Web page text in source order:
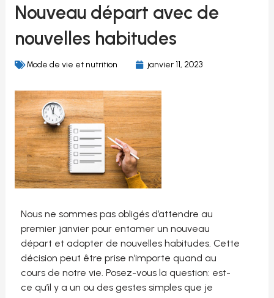
Nouveau départ avec de
nouvelles habitudes
Mode de vie et nutrition janvier 11, 2023
Nous ne sommes pas obligés d’attendre au
premier janvier pour entamer un nouveau
départ et adopter de nouvelles habitudes. Cette
décision peut être prise n’importe quand au
cours de notre vie. Posez-vous la question: est-
ce qu’il y a un ou des gestes simples que je